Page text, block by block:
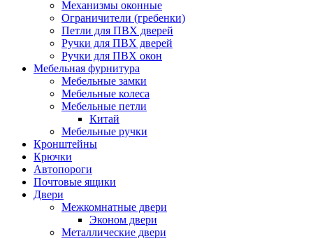
Механизмы оконные
Ограничители (гребенки)
Петли для ПВХ дверей
Ручки для ПВХ дверей
Ручки для ПВХ окон
Мебельная фурнитура
Мебельные замки
Мебельные колеса
Мебельные петли
Китай
Мебельные ручки
Кронштейны
Крючки
Автопороги
Почтовые ящики
Двери
Межкомнатные двери
Эконом двери
Металлические двери